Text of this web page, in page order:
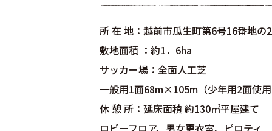
所 在 地：越前市瓜生町第6号16番地の2
敷地面積 ：約1．6ha
サッカー場：全面人工芝
一般用1面68m×105m（少年用2面使
休 憩 所：延床面積 約130㎡平屋建て
ロビーフロア、男女更衣室、ピロティ